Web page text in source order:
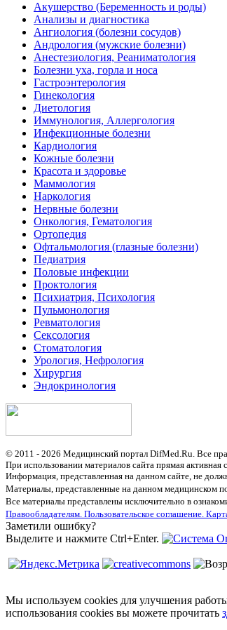
Акушерство (Беременность и роды)
Анализы и диагностика
Ангиология (болезни сосудов)
Андрология (мужские болезни)
Анестезиология, Реаниматология
Болезни уха, горла и носа
Гастроэнтерология
Гинекология
Диетология
Иммунология, Аллергология
Инфекционные болезни
Кардиология
Кожные болезни
Красота и здоровье
Маммология
Наркология
Нервные болезни
Онкология, Гематология
Ортопедия
Офтальмология (глазные болезни)
Педиатрия
Половые инфекции
Проктология
Психиатрия, Психология
Пульмонология
Ревматология
Сексология
Стоматология
Урология, Нефрология
Хирургия
Эндокринология
© 2011 - 2026 Медицинский портал DifMed.Ru. Все
При использовании материалов сайта прямая активная
Информация, представленная на данном сайте, не
Материалы, представленные на данном медицинском
Все материалы представлены исключительно в
Правообладателям. Пользовательское соглашение.
Заметили ошибку?
Выделите и нажмите Ctrl+Enter.
Мы используем cookies для улучшения
использования cookies вы можете прочитать